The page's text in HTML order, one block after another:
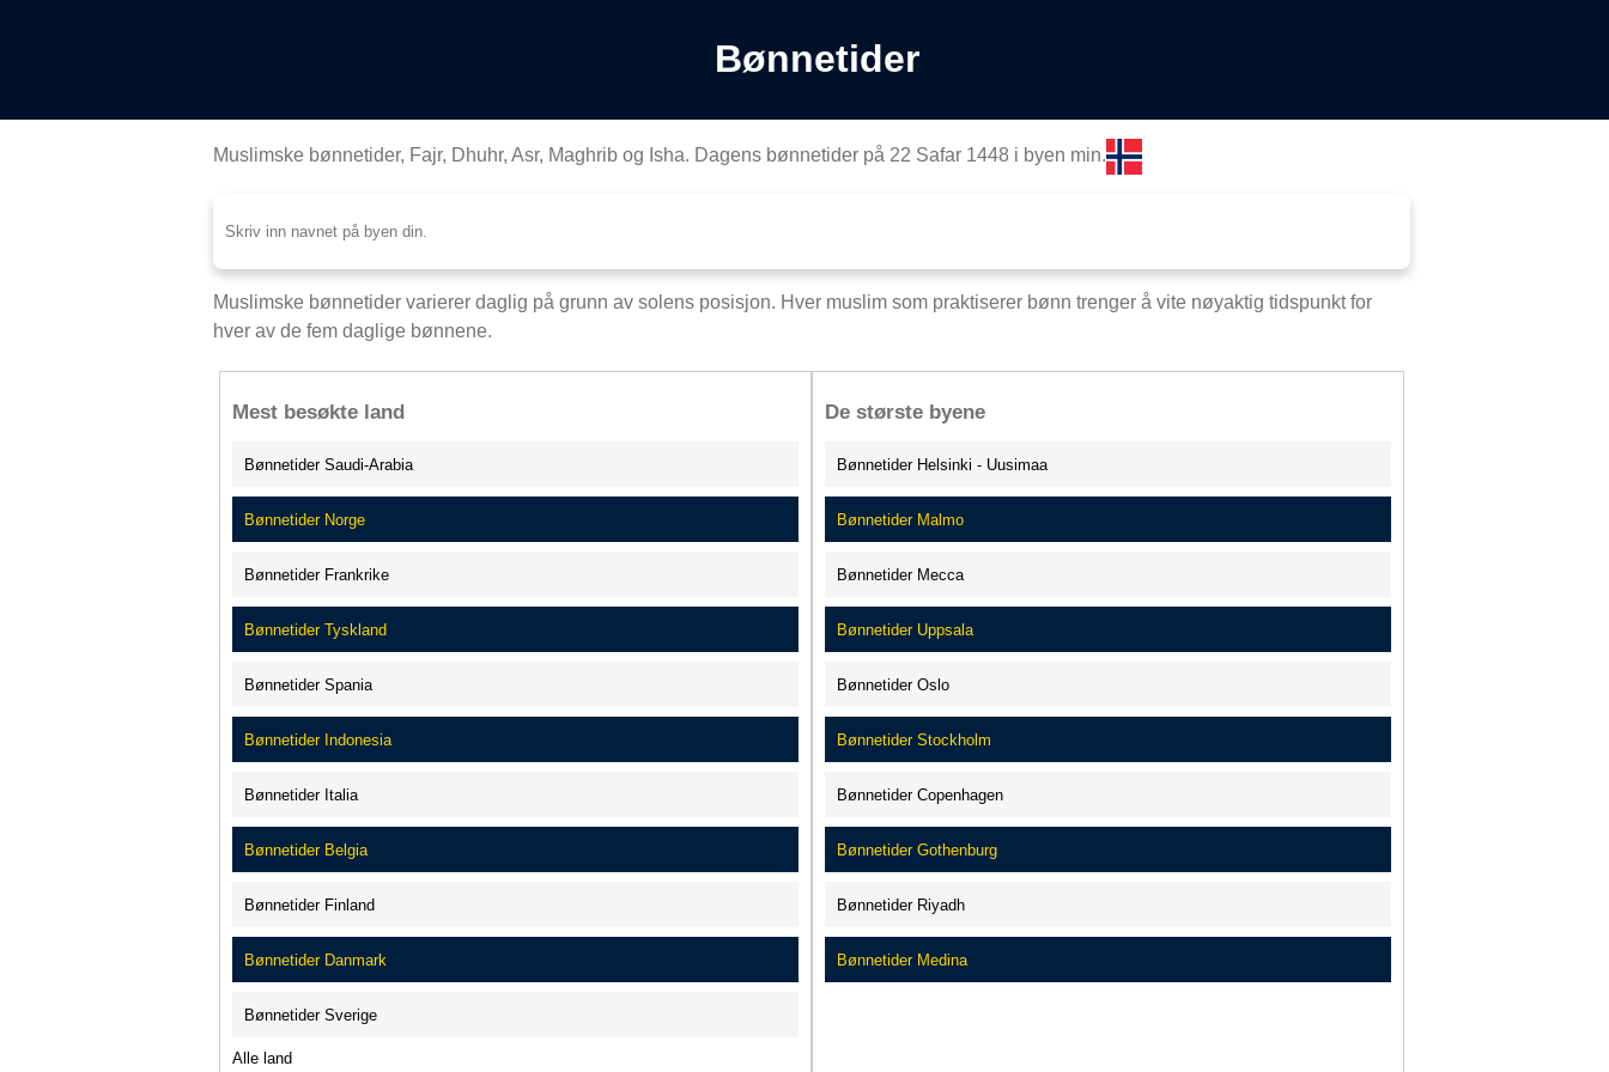
Bønnetider
Muslimske bønnetider, Fajr, Dhuhr, Asr, Maghrib og Isha. Dagens bønnetider på 22 Safar 1448 i byen min.
Muslimske bønnetider varierer daglig på grunn av solens posisjon. Hver muslim som praktiserer bønn trenger å vite nøyaktig tidspunkt for
hver av de fem daglige bønnene.
Mest besøkte land
Bønnetider Saudi-Arabia
Bønnetider Norge
Bønnetider Frankrike
Bønnetider Tyskland
Bønnetider Spania
Bønnetider Indonesia
Bønnetider Italia
Bønnetider Belgia
Bønnetider Finland
Bønnetider Danmark
Bønnetider Sverige
Alle land
De største byene
Bønnetider Helsinki - Uusimaa
Bønnetider Malmo
Bønnetider Mecca
Bønnetider Uppsala
Bønnetider Oslo
Bønnetider Stockholm
Bønnetider Copenhagen
Bønnetider Gothenburg
Bønnetider Riyadh
Bønnetider Medina